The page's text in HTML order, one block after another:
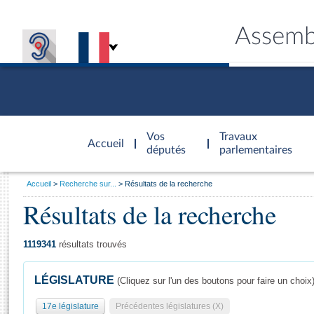
Accueil
d'accueil
Vos
députés
Travaux
parlementaires
Général
Vous
Accueil Recherche sur... Résultats de la recherche
Résultats de la recherche
1119341 résultats trouvés
LÉGISLATURE (Cliquez sur l'un des boutons pour faire un choix)
17e législature Précédentes législatures (X)